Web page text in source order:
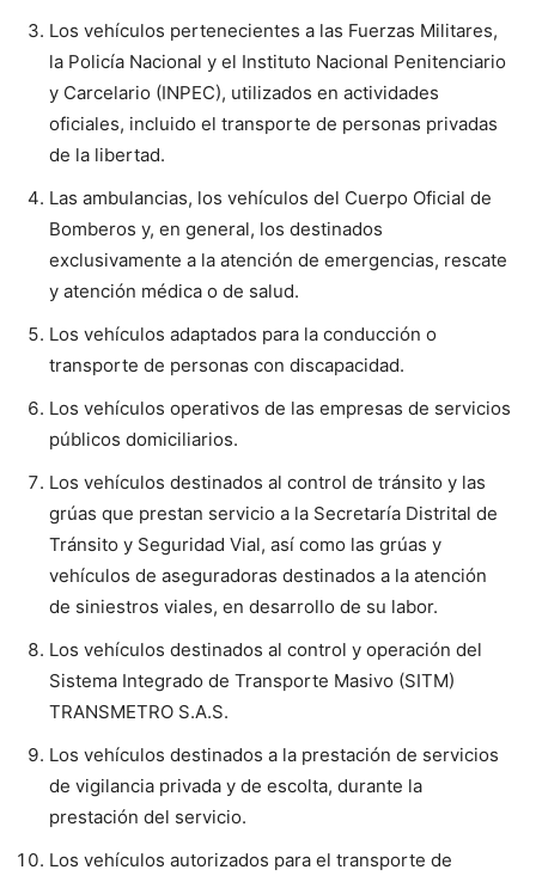
Los vehículos pertenecientes a las Fuerzas Militares,
la Policía Nacional y el Instituto Nacional Penitenciario
y Carcelario (INPEC), utilizados en actividades
oficiales, incluido el transporte de personas privadas
de la libertad.
Las ambulancias, los vehículos del Cuerpo Oficial de
Bomberos y, en general, los destinados
exclusivamente a la atención de emergencias, rescate
y atención médica o de salud.
Los vehículos adaptados para la conducción o
transporte de personas con discapacidad.
Los vehículos operativos de las empresas de servicios
públicos domiciliarios.
Los vehículos destinados al control de tránsito y las
grúas que prestan servicio a la Secretaría Distrital de
Tránsito y Seguridad Vial, así como las grúas y
vehículos de aseguradoras destinados a la atención
de siniestros viales, en desarrollo de su labor.
Los vehículos destinados al control y operación del
Sistema Integrado de Transporte Masivo (SITM)
TRANSMETRO S.A.S.
Los vehículos destinados a la prestación de servicios
de vigilancia privada y de escolta, durante la
prestación del servicio.
Los vehículos autorizados para el transporte de